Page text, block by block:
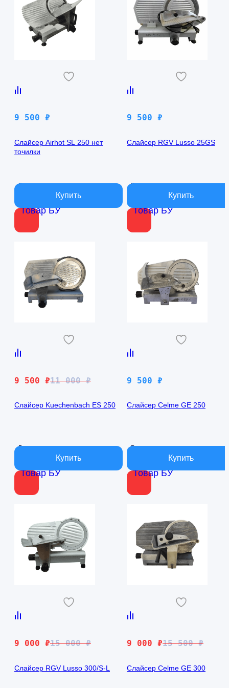
Товар БУ
9 500 ₽
Слайсер Airhot SL 250 нет
точилки
В наличии
Товар БУ
9 500 ₽
Слайсер RGV Lusso 25GS
В наличии
Товар БУ
11 000₽
Первоначальная
составляла
9 500 ₽
Текущая
9
Слайсер Kuechenbach ES 250
В наличии
Товар БУ
9 500 ₽
Слайсер Celme GE 250
В наличии
15 000₽
Первоначальная
составляла
9 000 ₽
Текущая
9
Слайсер RGV Lusso 300/S-L
15 500₽
Первоначальная
составляла
9 000 ₽
Текущая
9
Слайсер Celme GE 300